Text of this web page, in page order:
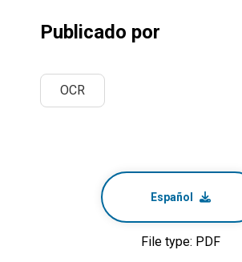
Publicado por
OCR
Español
File type: PDF